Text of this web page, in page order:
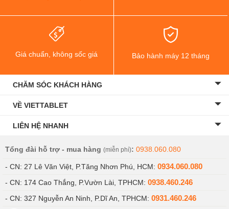
Giá chuẩn, không sốc giá Bảo hành máy 12 tháng
CHĂM SÓC KHÁCH HÀNG
VỀ VIETTABLET
LIÊN HỆ NHANH
Tổng đài hỗ trợ - mua hàng (miễn phí): 0938.060.080
- CN: 27 Lê Văn Việt, P.Tăng Nhơn Phú, HCM: 0934.060.080
- CN: 174 Cao Thắng, P.Vườn Lài, TPHCM: 0938.460.246
- CN: 327 Nguyễn An Ninh, P.Dĩ An, TPHCM: 0931.460.246